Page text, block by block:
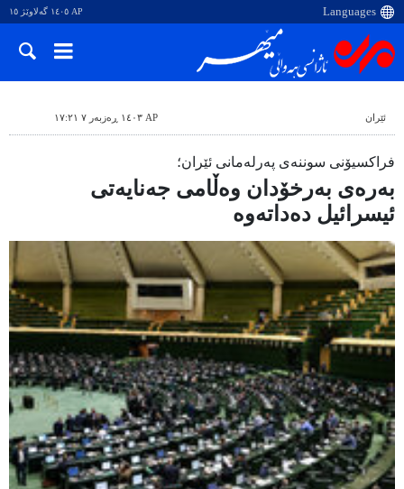
AP ١٤٠٥ گەلاوێژ ١٥
ئێران AP ١٤٠٣ ڕەزبەر ٧ ١٧:٢١
فراکسیۆنی سوننەی پەرلەمانی ئێران؛
بەرەی بەرخۆدان وەڵامی جەنایەتی
ئیسرائیل دەداتەوە